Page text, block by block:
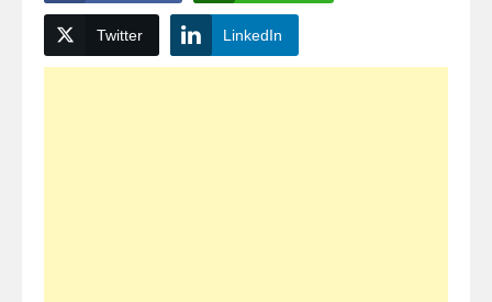
Twitter LinkedIn